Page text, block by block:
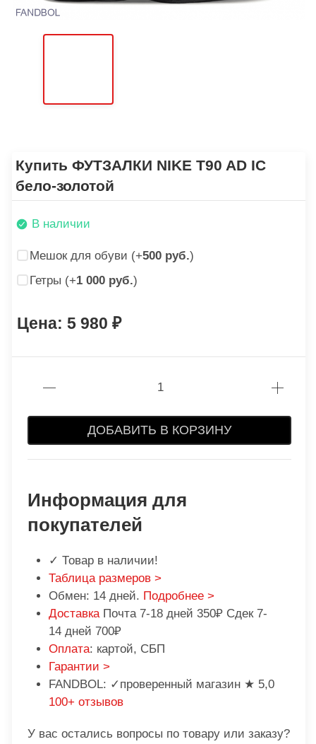
Купить ФУТЗАЛКИ NIKE T90 AD IC
бело-золотой
В наличии
Мешок для обуви (+500 руб.)
Гетры (+1 000 руб.)
5 980
ДОБАВИТЬ В КОРЗИНУ
Информация для
покупателей
✓ Товар в наличии!
Таблица размеров >
Обмен: 14 дней. Подробнее >
Доставка Почта 7-18 дней 350₽ Сдек 7-
14 дней 700₽
Оплата: картой, СБП
Гарантии >
FANDBOL: ✓проверенный магазин ★ 5,0
100+ отзывов
У вас остались вопросы по товару или заказу?